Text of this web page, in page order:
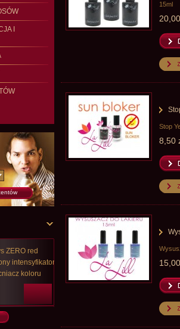
I
ZERO red
intensyfikator
koloru
15ml
Stop
8,50